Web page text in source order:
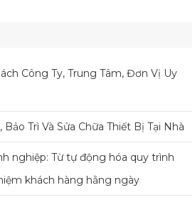
Công Ty, Trung Tâm, Đơn Vị Uy
Trì Và Sửa Chữa Thiết Bị Tại Nhà
nghiệp: Từ tự động hóa quy trình
khách hàng hằng ngày